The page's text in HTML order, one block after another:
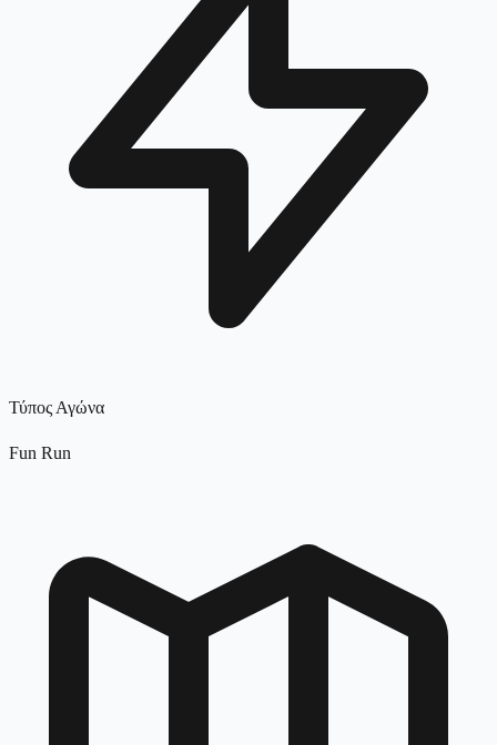
Τύπος Αγώνα
Fun Run